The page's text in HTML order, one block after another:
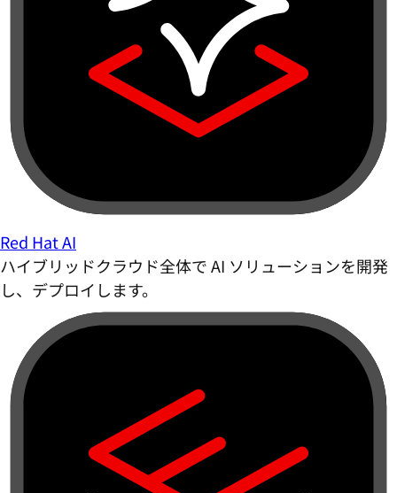
Red Hat AI
ハイブリッドクラウド全体で AI ソリューションを開発
し、デプロイします。